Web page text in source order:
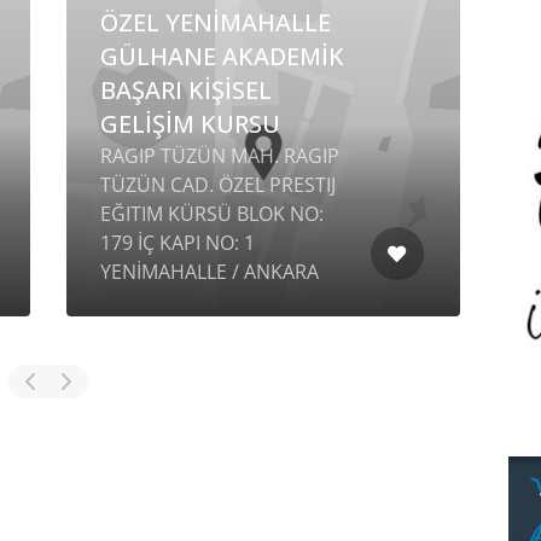
ÖZEL YENİMAHALLE
GÜLHANE AKADEMİK
BAŞARI KİŞİSEL
GELİŞİM KURSU
RAGIP TÜZÜN MAH. RAGIP
TÜZÜN CAD. ÖZEL PRESTIJ
EĞITIM KÜRSÜ BLOK NO:
179 İÇ KAPI NO: 1
YENİMAHALLE / ANKARA